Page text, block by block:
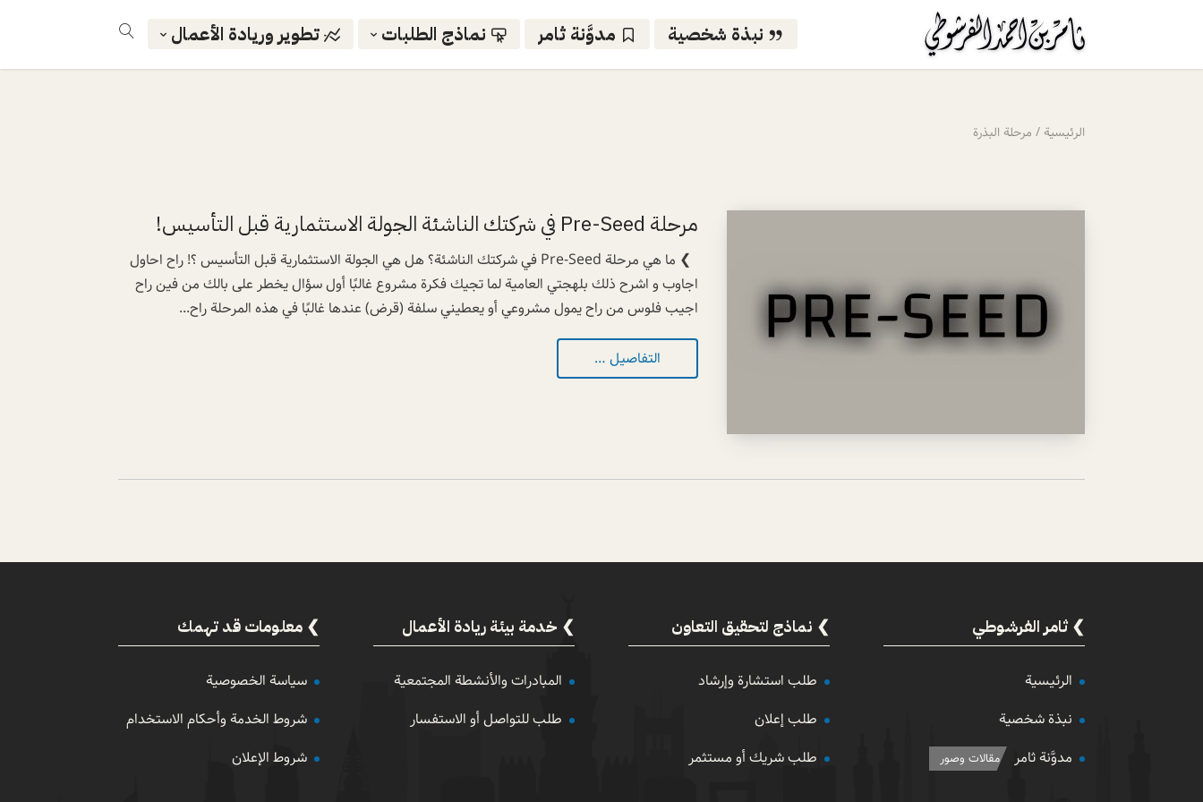
نبذة شخصية مدوَّنة ثامر نماذج الطلبات تطوير وريادة الأعمال
الرئيسية/ مرحلة البذرة
مرحلة Pre-Seed في شركتك الناشئة الجولة الاستثمارية قبل التأسيس!
❯ ما هي مرحلة Pre-Seed في شركتك الناشئة؟ هل هي الجولة الاستثمارية قبل التأسيس ؟! راح احاول
اجاوب و اشرح ذلك بلهجتي العامية لما تجيك فكرة مشروع غالبًا أول سؤال يخطر على بالك من فين راح
اجيب فلوس من راح يمول مشروعي أو يعطيني سلفة (قرض) عندها غالبًا في هذه المرحلة راح...
التفاصيل …
ثامر الفرشوطي
الرئيسية
نبذة شخصية
مدوَّنة ثامر
مقالات وصور
نماذج لتحقيق التعاون
طلب استشارة وإرشاد
طلب إعلان
طلب شريك أو مستثمر
خدمة بيئة ريادة الأعمال
المبادرات والأنشطة المجتمعية
طلب للتواصل أو الاستفسار
معلومات قد تهمك
سياسة الخصوصية
شروط الخدمة وأحكام الاستخدام
شروط الإعلان